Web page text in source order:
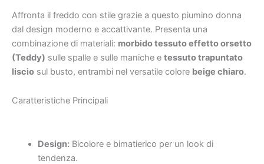
Affronta il freddo con stile grazie a questo piumino donna
dal design moderno e accattivante. Presenta una
combinazione di materiali: morbido tessuto effetto orsetto
(Teddy) sulle spalle e sulle maniche e tessuto trapuntato
liscio sul busto, entrambi nel versatile colore beige chiaro.
Caratteristiche Principali
Design:Bicolore e bimatierico per un look di
tendenza.